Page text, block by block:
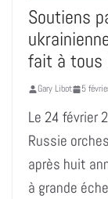
Soutiens
fait à tous
Gary Libot 5
Le 24 février
Russie
après huit
à grande